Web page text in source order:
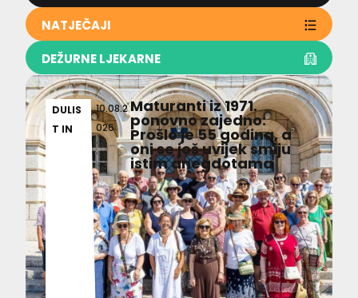
NATJEČAJI
DEŽURNE LJEKARNE
DULIS
T IN
10.08.2
026
Maturanti iz 1971.
ponovno zajedno:
Prošlo je 55 godina, a
oni se još uvijek smiju
istim anegdotama